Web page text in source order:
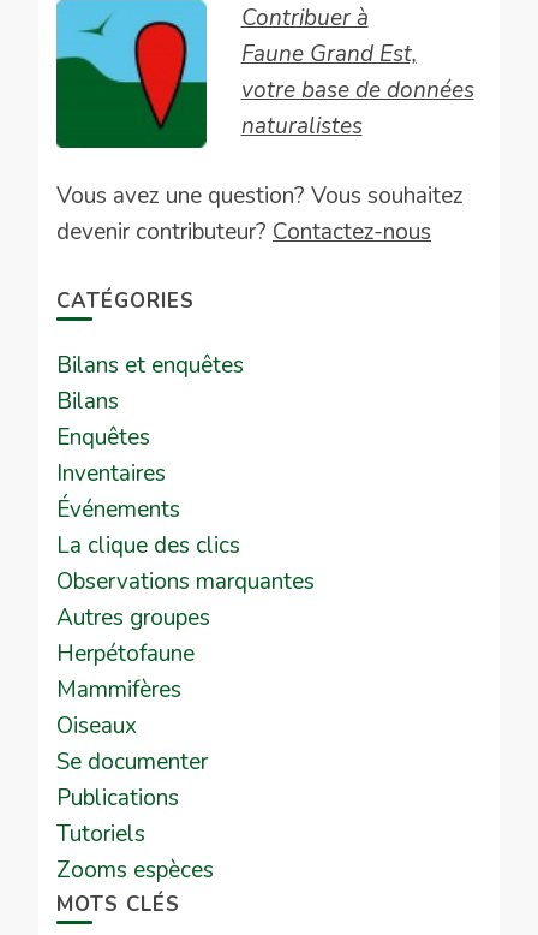
Contribuer à
Faune Grand Est,
votre base de données
naturalistes
Vous avez une question? Vous souhaitez
devenir contributeur? Contactez-nous
CATÉGORIES
Bilans et enquêtes
Bilans
Enquêtes
Inventaires
Événements
La clique des clics
Observations marquantes
Autres groupes
Herpétofaune
Mammifères
Oiseaux
Se documenter
Publications
Tutoriels
Zooms espèces
MOTS CLÉS